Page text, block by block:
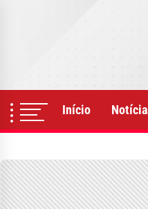
Início